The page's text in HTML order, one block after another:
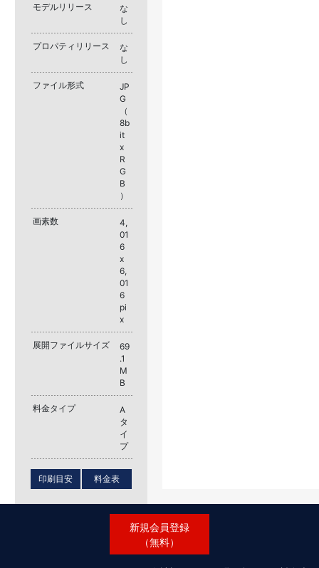
モデルリリース
な
し
プロパティリリース
な
し
ファイル形式
JP
G
（
8b
it
x
R
G
B
）
画素数
4,
01
6
x
6,
01
6
pi
x
展開ファイルサイズ
69
.1
M
B
料金タイプ
A
タ
イ
プ
印刷目安 料金表
新規会員登録
（無料）